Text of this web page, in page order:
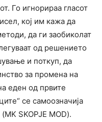
Го игнорираа гласот
кој им кажа да
да ги заобиколат
од решението
и поткуп, да
за промена на
еден од првите
се самоозначија
SKOPJE MOD).